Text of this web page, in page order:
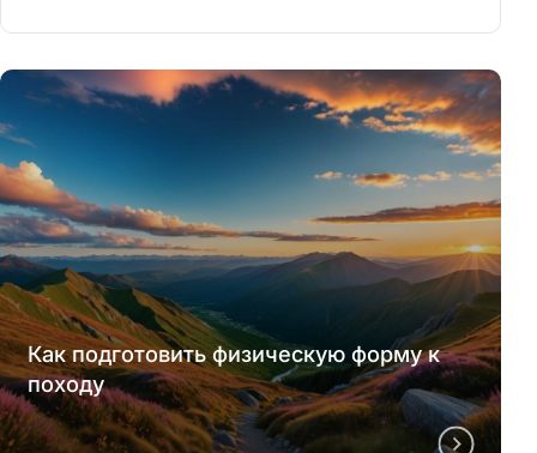
Как подготовить физическую форму к
походу